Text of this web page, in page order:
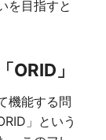
を目指すと
ORID」
機能する問
」という